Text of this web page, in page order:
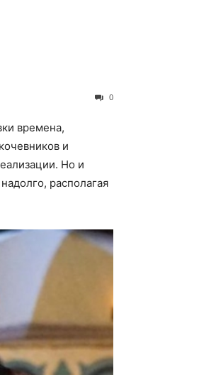
0
времена,
и
Но и
располагая